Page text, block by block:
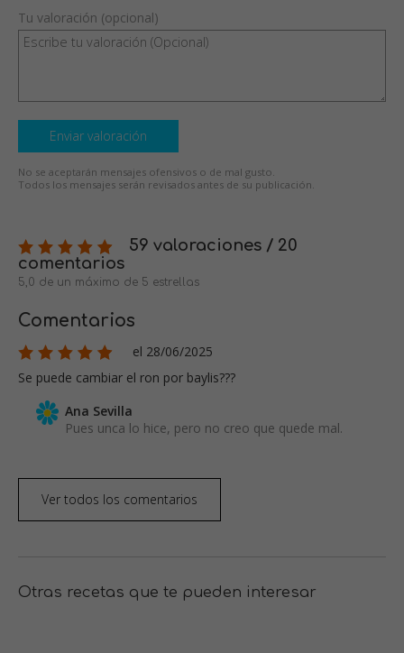
Tu valoración (opcional)
Enviar valoración
No se aceptarán mensajes ofensivos o de mal gusto.
Todos los mensajes serán revisados antes de su publicación.
59 valoraciones / 20
comentarios
5,0 de un máximo de 5 estrellas
Comentarios
el 28/06/2025
Se puede cambiar el ron por baylis???
Ana Sevilla
Pues unca lo hice, pero no creo que quede mal.
Ver todos los comentarios
Otras recetas que te pueden interesar